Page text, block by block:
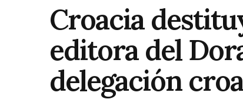
Croacia
editora del
delegación